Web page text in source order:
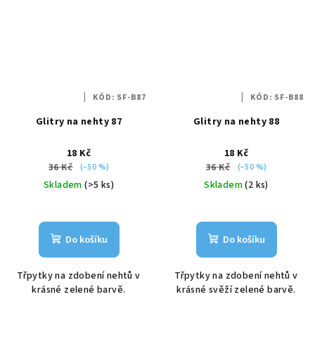
Glitry na nehty 87
18 Kč
36 Kč
(–50 %)
Skladem(>5 ks)
Do košíku
Třpytky na zdobení nehtů v
krásné zelené barvě.
KÓD: SF-B87
Glitry na nehty 88
18 Kč
36 Kč
(–50 %)
Skladem(2 ks)
Do košíku
Třpytky na zdobení nehtů v
krásné svěží zelené barvě.
KÓD: SF-B88